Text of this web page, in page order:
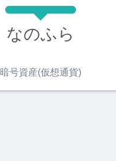
なのふら
暗号資産(仮想通貨)